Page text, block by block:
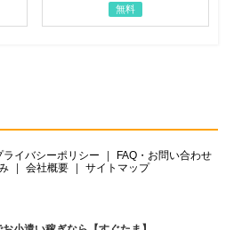
無料
ライバシーポリシー
FAQ・お問い合わせ
会社概要 サイトマップ